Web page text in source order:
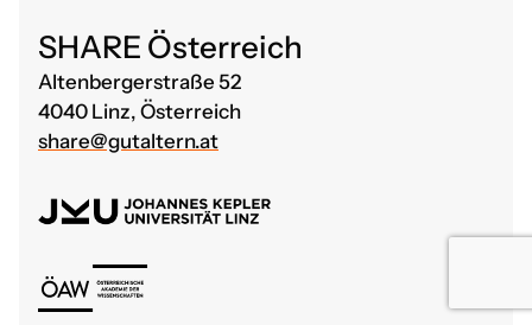
SHARE Österreich
Altenbergerstraße 52
4040 Linz, Österreich
share@gutaltern.at